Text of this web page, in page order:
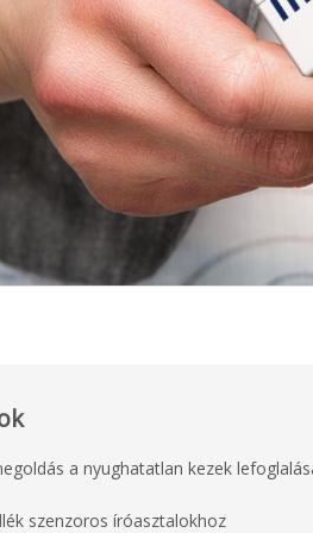
a nyughatatlan kezek
szenzoros íróasztalokhoz